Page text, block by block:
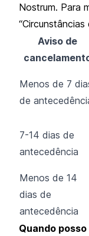
Nostrum. Para
Aviso de
Menos de 7
de
7-14 dias de
antecedência
Menos de 14
dias de
antecedência
Quando